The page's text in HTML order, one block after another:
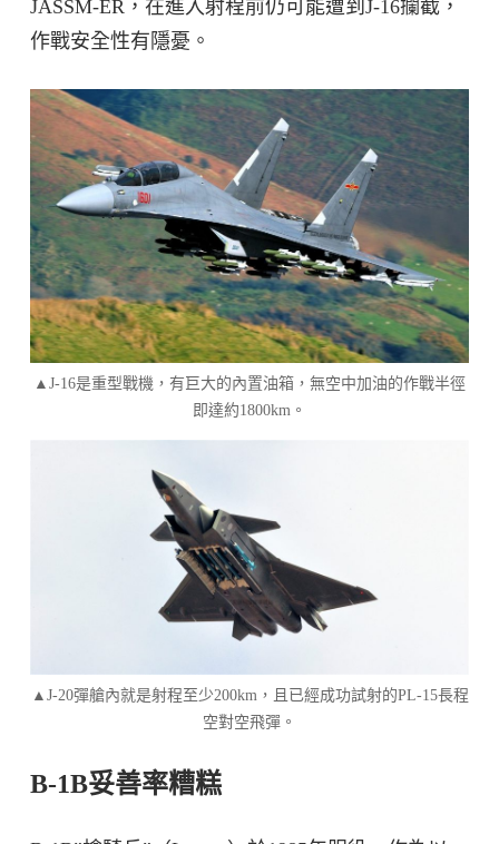
JASSM-ER，在進入射程前仍可能遭到J-16攔截，
作戰安全性有隱憂。
▲J-16是重型戰機，有巨大的內置油箱，無空中加油的作戰半徑
即達約1800km。
▲J-20彈艙內就是射程至少200km，且已經成功試射的PL-15長程
空對空飛彈。
B-1B妥善率糟糕